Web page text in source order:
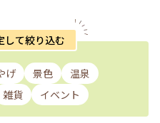
して絞り込む
げ 景色
温泉
雑貨 イベント